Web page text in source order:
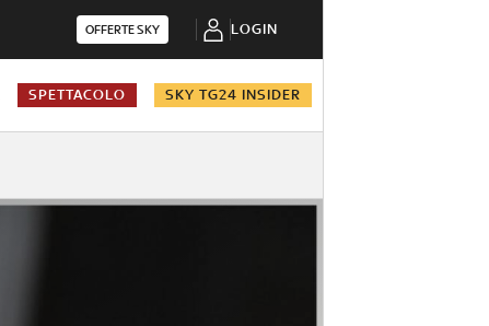
OFFERTE SKY LOGIN
SPETTACOLO SKY TG24 INSIDER